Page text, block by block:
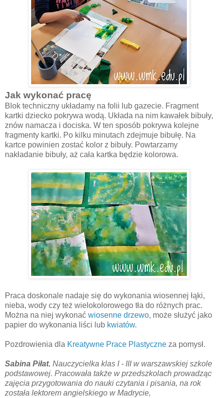
Jak wykonać pracę
Blok techniczny układamy na folii lub gazecie. Fragment
kartki dziecko pokrywa wodą. Układa na nim kawałek bibuły,
znów namacza i dociska. W ten sposób pokrywa kolejne
fragmenty kartki. Po kilku minutach zdejmuje bibułę. Na
kartce powinien zostać kolor z bibuły. Powtarzamy
nakładanie bibuły, aż cała kartka będzie kolorowa.
Praca doskonale nadaje się do wykonania wiosennej łąki,
nieba, wody czy też wielokolorowego tła do różnych prac.
Można na niej wykonać wiosenne drzewo, może służyć jako
papier do wykonania liści lub kwiatów.
Pozdrowienia dla Kreatywne Prace Plastyczne za pomysł.
Sabina Piłat. Nauczycielka klas I - III w warszawskiej szkole
podstawowej. Pracowała także w przedszkolach prowadząc
zajęcia przygotowania do nauki czytania i pisania, na rok
została lektorem angielskiego w Madrycie,